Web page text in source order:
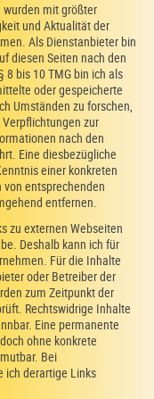
mit größter
und Aktualität der
Als Dienstanbieter bin
diesen Seiten nach den
bis 10 TMG bin ich als
oder gespeicherte
Umständen zu forschen,
zur
nach den
Eine diesbezügliche
einer konkreten
entsprechenden
entfernen.
zu externen Webseiten
Deshalb kann ich für
Für die Inhalte
oder Betreiber der
zum Zeitpunkt der
Rechtswidrige Inhalte
Eine permanente
ohne konkrete
Bei
ich derartige Links